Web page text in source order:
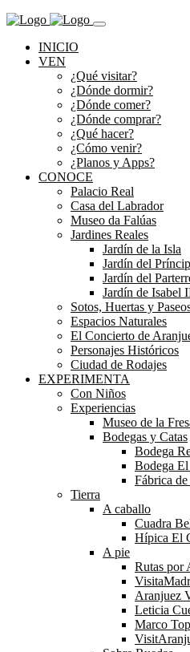
INICIO
VEN
¿Qué visitar?
¿Dónde dormir?
¿Dónde comer?
¿Dónde comprar?
¿Qué hacer?
¿Cómo venir?
¿Planos y Apps?
CONOCE
Palacio Real
Casa del Labrador
Museo da Falúas
Jardines Reales
Jardín de la Isla
Jardín del
Jardín del
Jardín de Isabel
Sotos, Huertas y
Espacios Naturales
El Concierto de
Personajes Históricos
Ciudad de Rodajes
EXPERIMENTA
Con Niños
Experiencias
Museo de la
Bodegas y Catas
Bodega
Bodega
Fábrica
Tierra
A caballo
Cuadra
Hípica El
A pie
Rutas por
Aranjuez
Leticia
Marco